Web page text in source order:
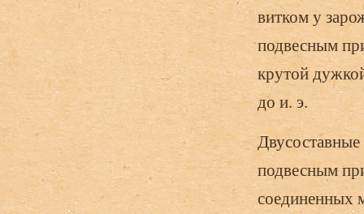
витком у
подвесным
крутой
до и. э.
подвесным
соединенных